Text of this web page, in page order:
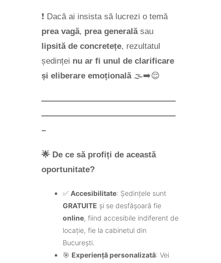
❗ Dacă ai insista să lucrezi o temă
prea vagă, prea generalăsau
lipsită de concretețe, rezultatul
ședinței nu ar fi unul de clarificare
și eliberare emoțională🌫️➡️😌
————————————————
————————————————
–
🌟 De ce să profiți de această
oportunitate?
✅ Accesibilitate: Ședințele sunt
GRATUITE și se desfășoară fie
online, fiind accesibile indiferent de
locație, fie la cabinetul din
București.
🎯 Experiență personalizată: Vei